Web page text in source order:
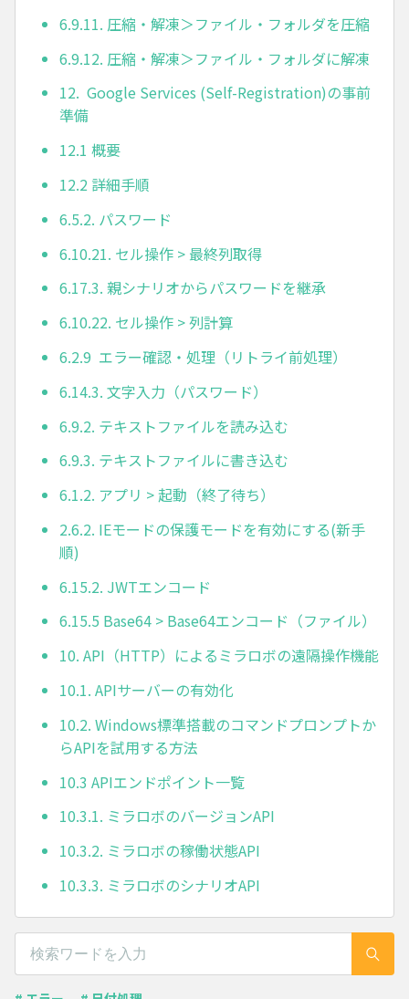
6.9.11. 圧縮・解凍＞ファイル・フォルダを圧縮
6.9.12. 圧縮・解凍＞ファイル・フォルダに解凍
12. Google Services (Self-Registration)の事前
準備
12.1 概要
12.2 詳細手順
6.5.2. パスワード
6.10.21. セル操作 > 最終列取得
6.17.3. 親シナリオからパスワードを継承
6.10.22. セル操作 > 列計算
6.2.9 エラー確認・処理（リトライ前処理）
6.14.3. 文字入力（パスワード）
6.9.2. テキストファイルを読み込む
6.9.3. テキストファイルに書き込む
6.1.2. アプリ > 起動（終了待ち）
2.6.2. IEモードの保護モードを有効にする(新手
順)
6.15.2. JWTエンコード
6.15.5 Base64 > Base64エンコード（ファイル）
10. API（HTTP）によるミラロボの遠隔操作機能
10.1. APIサーバーの有効化
10.2. Windows標準搭載のコマンドプロンプトか
らAPIを試用する方法
10.3 APIエンドポイント一覧
10.3.1. ミラロボのバージョンAPI
10.3.2. ミラロボの稼働状態API
10.3.3. ミラロボのシナリオAPI